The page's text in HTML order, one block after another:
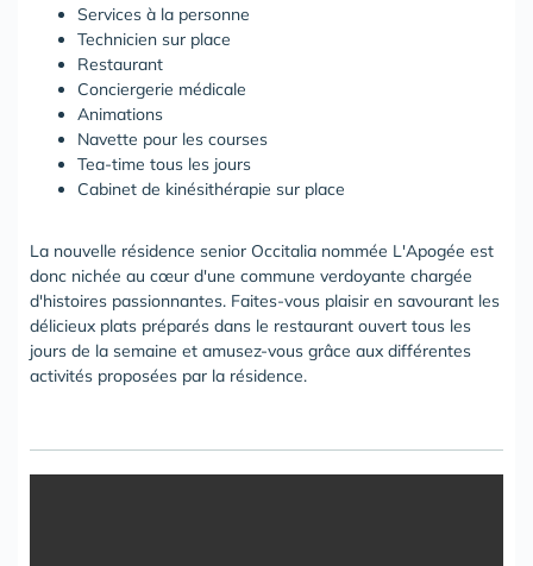
Services à la personne
Technicien sur place
Restaurant
Conciergerie médicale
Animations
Navette pour les courses
Tea-time tous les jours
Cabinet de kinésithérapie sur place
La nouvelle résidence senior Occitalia nommée L'Apogée est
donc nichée au cœur d'une commune verdoyante chargée
d'histoires passionnantes. Faites-vous plaisir en savourant les
délicieux plats préparés dans le restaurant ouvert tous les
jours de la semaine et amusez-vous grâce aux différentes
activités proposées par la résidence.